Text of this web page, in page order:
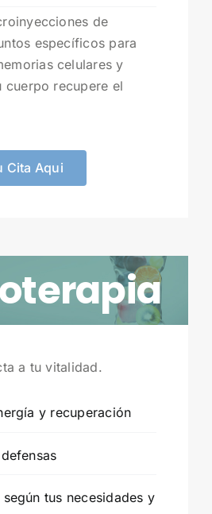
de
específicos para
celulares y
cuerpo recupere el
Cita Aqui
a tu vitalidad.
y recuperación
según tus necesidades y